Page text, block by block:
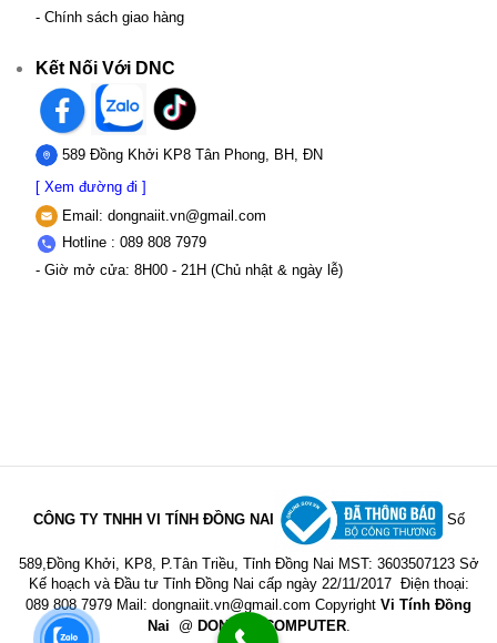
- Chính sách giao hàng
Kết Nối Với DNC
589 Đồng Khởi KP8 Tân Phong, BH, ĐN
[ Xem đường đi ]
Email: dongnaiit.vn@gmail.com
Hotline : 089 808 7979
- Giờ mở cửa: 8H00 - 21H (Chủ nhật & ngày lễ)
CÔNG TY TNHH VI TÍNH ĐỒNG NAI Số
589,Đồng Khởi, KP8, P.Tân Triều, Tỉnh Đồng Nai MST: 3603507123 Sở
Kế hoạch và Đầu tư Tỉnh Đồng Nai cấp ngày 22/11/2017 Điện thoại:
089 808 7979 Mail: dongnaiit.vn@gmail.com Copyright Vi Tính Đồng
Nai @ DONGNAICOMPUTER.